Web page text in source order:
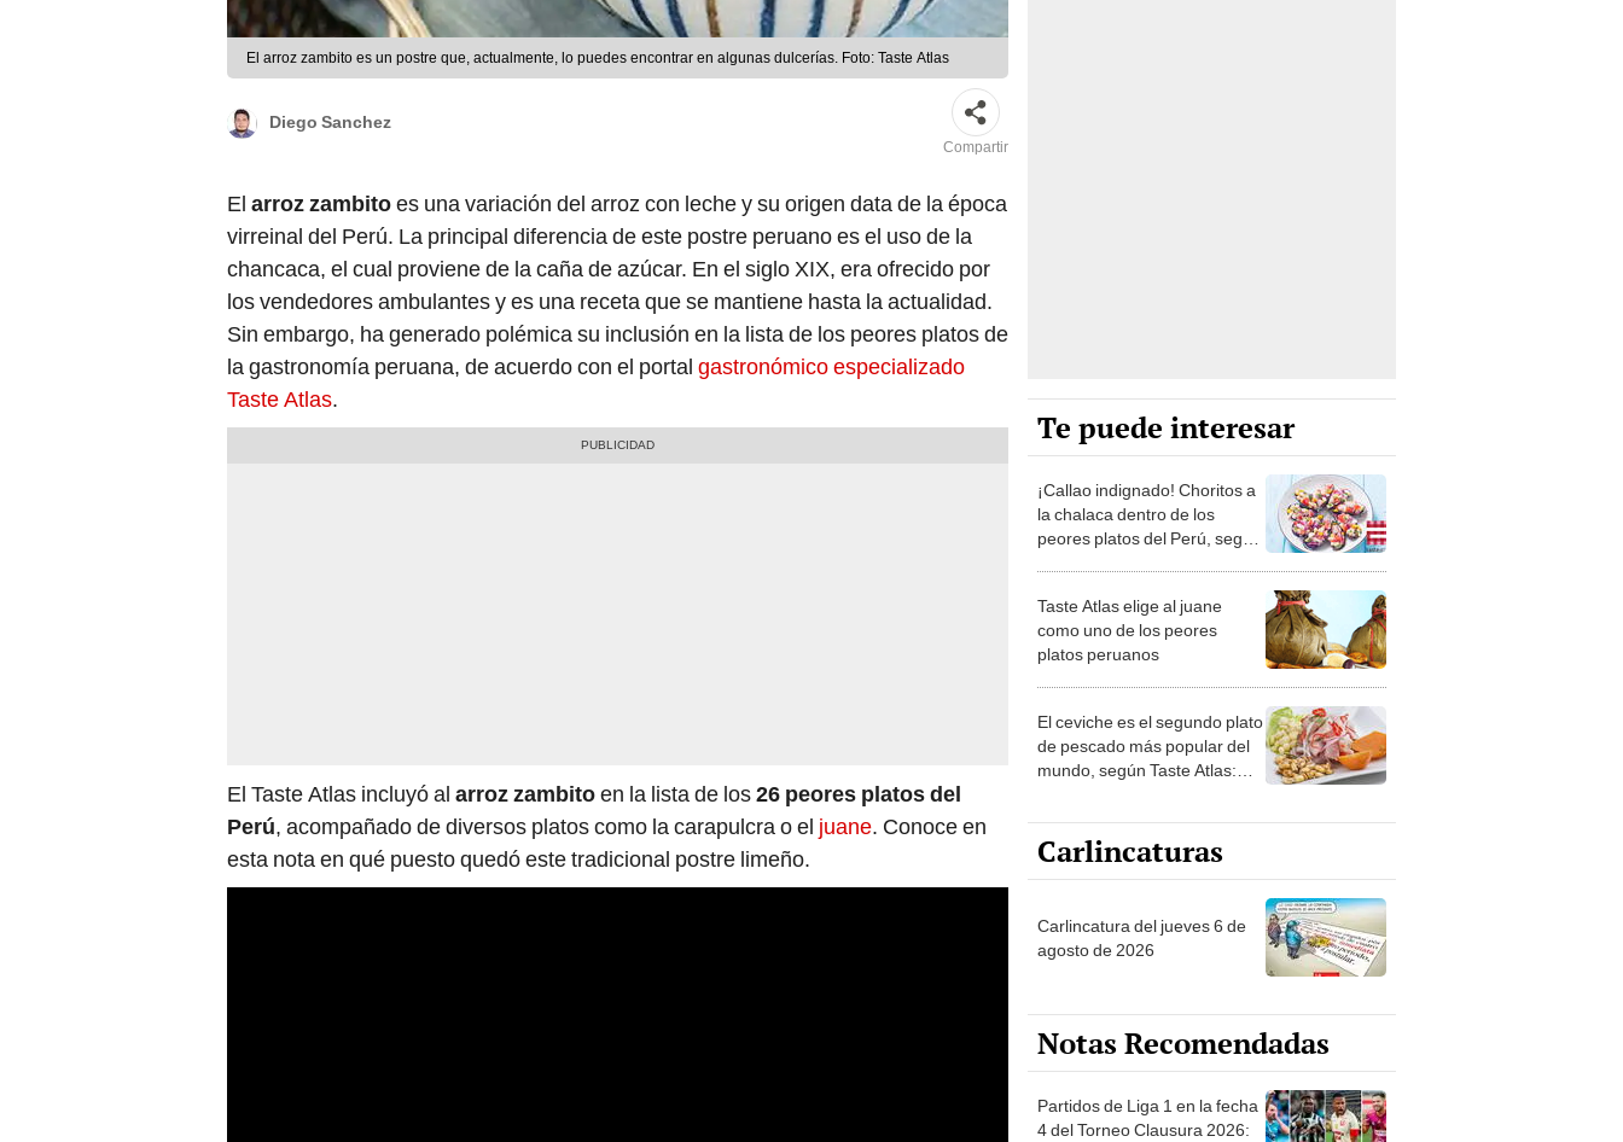
El arroz zambito es un postre que, actualmente, lo puedes encontrar en algunas dulcerías. Foto: Taste Atlas
Diego Sanchez
Compartir
El arroz zambitoes una variación del arroz con leche y su origen data de la época
virreinal del Perú. La principal diferencia de este postre peruano es el uso de la
chancaca, el cual proviene de la caña de azúcar. En el siglo XIX, era ofrecido por
los vendedores ambulantes y es una receta que se mantiene hasta la actualidad.
Sin embargo, ha generado polémica su inclusión en la lista de los peores platos de
la gastronomía peruana, de acuerdo con el portal gastronómico especializado
Taste Atlas.
El Taste Atlas incluyó al arroz zambitoen la lista de los26 peores platos del
Perú, acompañado de diversos platos como la carapulcra o el juane. Conoce en
esta nota en qué puesto quedó este tradicional postre limeño.
Te puede interesar
¡Callao indignado! Choritos a
la chalaca dentro de los
peores platos del Perú, según
Taste Atlas elige al juane
como uno de los peores
platos peruanos
El ceviche es el segundo plato
de pescado más popular del
mundo, según Taste Atlas:
Carlincaturas
Carlincatura del jueves 6 de
agosto de 2026
Notas Recomendadas
Partidos de Liga 1 en la fecha
4 del Torneo Clausura 2026: